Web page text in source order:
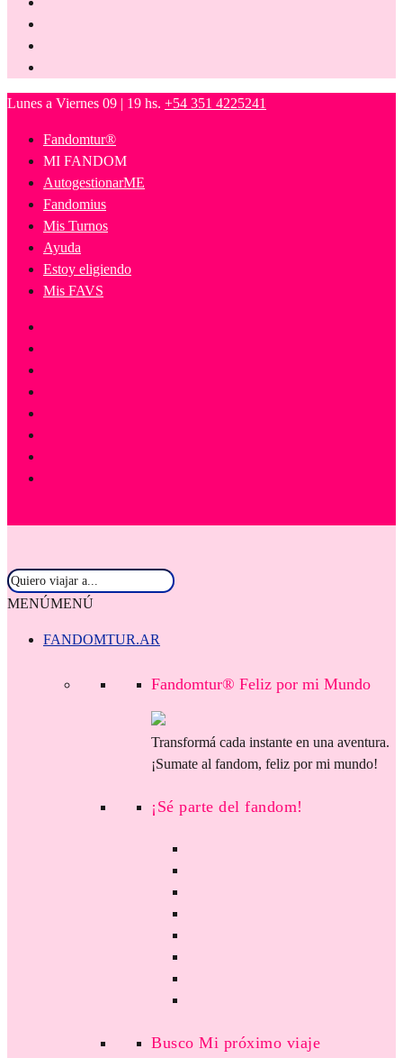
Lunes a Viernes 09 | 19 hs. +54 351 4225241
Fandomtur®
MI FANDOM
AutogestionarME
Fandomius
Mis Turnos
Ayuda
Estoy eligiendo
Mis FAVS
MENÚMENÚ
FANDOMTUR.AR
Fandomtur® Feliz por mi Mundo
Transformá cada instante en una aventura.
¡Sumate al fandom, feliz por mi mundo!
¡Sé parte del fandom!
Busco Mi próximo viaje